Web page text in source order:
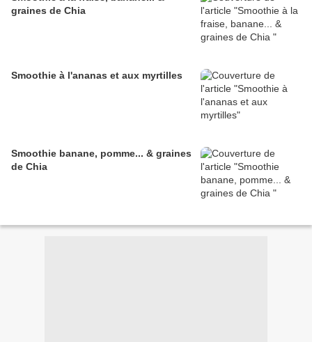
graines de Chia
Smoothie à l'ananas et aux myrtilles
Smoothie banane, pomme... & graines
de Chia